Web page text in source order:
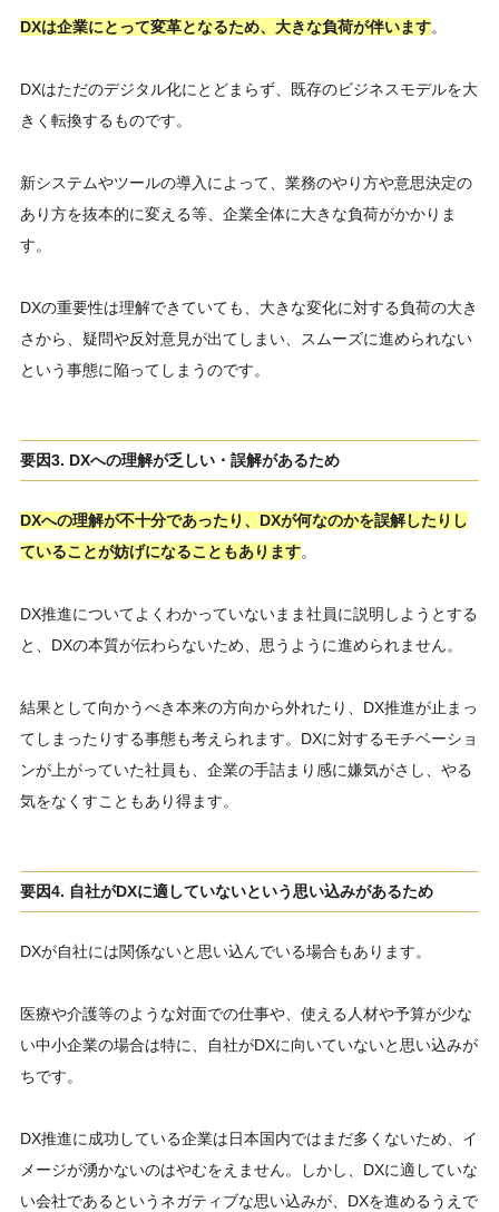
DXは企業にとって変革となるため、大きな負荷が伴います。
DXはただのデジタル化にとどまらず、既存のビジネスモデルを大
きく転換するものです。
新システムやツールの導入によって、業務のやり方や意思決定の
あり方を抜本的に変える等、企業全体に大きな負荷がかかりま
す。
DXの重要性は理解できていても、大きな変化に対する負荷の大き
さから、疑問や反対意見が出てしまい、スムーズに進められない
という事態に陥ってしまうのです。
要因3. DXへの理解が乏しい・誤解があるため
DXへの理解が不十分であったり、DXが何なのかを誤解したりし
ていることが妨げになることもあります。
DX推進についてよくわかっていないまま社員に説明しようとする
と、DXの本質が伝わらないため、思うように進められません。
結果として向かうべき本来の方向から外れたり、DX推進が止まっ
てしまったりする事態も考えられます。DXに対するモチベーショ
ンが上がっていた社員も、企業の手詰まり感に嫌気がさし、やる
気をなくすこともあり得ます。
要因4. 自社がDXに適していないという思い込みがあるため
DXが自社には関係ないと思い込んでいる場合もあります。
医療や介護等のような対面での仕事や、使える人材や予算が少な
い中小企業の場合は特に、自社がDXに向いていないと思い込みが
ちです。
DX推進に成功している企業は日本国内ではまだ多くないため、イ
メージが湧かないのはやむをえません。しかし、DXに適していな
い会社であるというネガティブな思い込みが、DXを進めるうえで